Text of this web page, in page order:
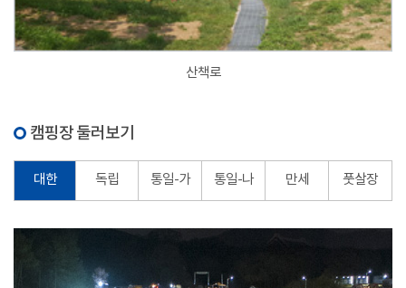
산책로
캠핑장 둘러보기
대한 독립 통일-가 통일-나 만세 풋살장